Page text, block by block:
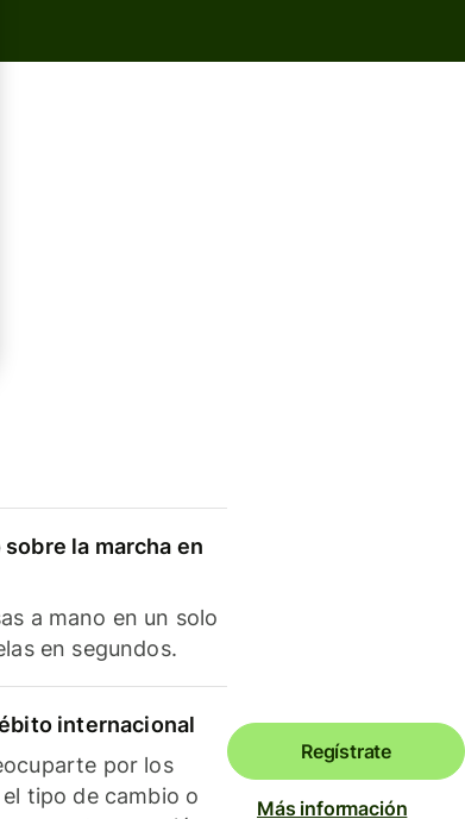
la marcha en
a mano en un solo
en segundos.
internacional
por los
tipo de cambio o
Regístrate
Más información